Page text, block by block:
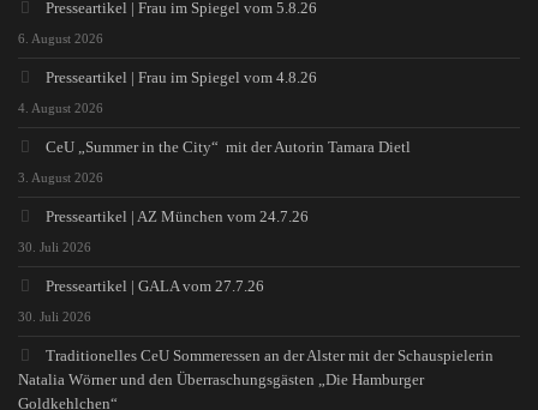
Presseartikel | Frau im Spiegel vom 5.8.26
6. August 2026
Presseartikel | Frau im Spiegel vom 4.8.26
4. August 2026
CeU „Summer in the City“ mit der Autorin Tamara Dietl
3. August 2026
Presseartikel | AZ München vom 24.7.26
30. Juli 2026
Presseartikel | GALA vom 27.7.26
30. Juli 2026
Traditionelles CeU Sommeressen an der Alster mit der Schauspielerin
Natalia Wörner und den Überraschungsgästen „Die Hamburger
Goldkehlchen“